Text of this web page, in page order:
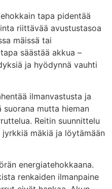
tapa pidentää
riittävää avustustasoa
mäissä tai
säästää akkua –
ja hyödynnä vauhti
ilmanvastusta ja
suorana mutta hieman
Reitin suunnittelu
mäkiä ja löytämään
energiatehokkaana.
renkaiden ilmanpaine